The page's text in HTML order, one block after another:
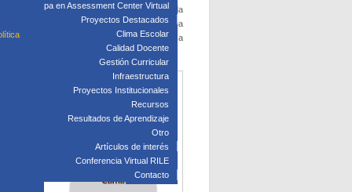
Participa en Assessment Center Virtual
Proyectos Destacados
Clima Escolar
Calidad Docente
Gestión Curricular
Infraestructura
Proyectos Institucionales
Recursos
Resultados de Aprendizaje
Otro
Artículos de interés
Conferencia Virtual RILE
Contacto
a “la zanahoria y el garro­te”. La segunda
va a de­pender del contexto y de la tarea
trabaja a cambio de una recom­pensa